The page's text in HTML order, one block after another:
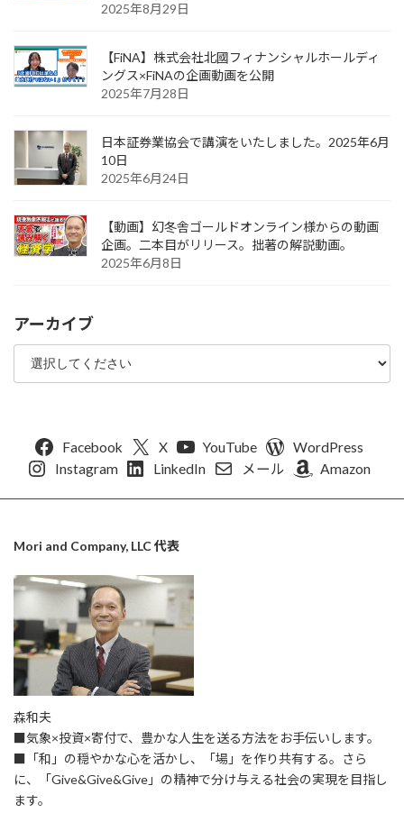
2025年8月29日
【FiNA】株式会社北國フィナンシャルホールディ
ングス×FiNAの企画動画を公開
2025年7月28日
日本証券業協会で講演をいたしました。2025年6月
10日
2025年6月24日
【動画】幻冬舎ゴールドオンライン様からの動画
企画。二本目がリリース。拙著の解説動画。
2025年6月8日
アーカイブ
Facebook X YouTube
WordPress
Instagram
LinkedIn メール Amazon
Mori and Company, LLC 代表
森和夫
■気象×投資×寄付で、豊かな人生を送る方法をお手伝いします。
■「和」の穏やかな心を活かし、「場」を作り共有する。さら
に、「Give&Give&Give」の精神で分け与える社会の実現を目指し
ます。